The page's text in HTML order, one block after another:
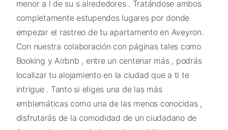
menor a l de su s alrededores . Tratándose ambos
completamente estupendos lugares por donde
empezar el rastreo de tu apartamento en Aveyron.
Con nuestra colaboración con páginas tales como
Booking y Airbnb , entre un centenar más , podrás
localizar tu alojamiento en la ciudad que a ti te
intrigue . Tanto si eliges una de las más
emblemáticas como una de las menos conocidas ,
disfrutarás de la comodidad de un ciudadano de